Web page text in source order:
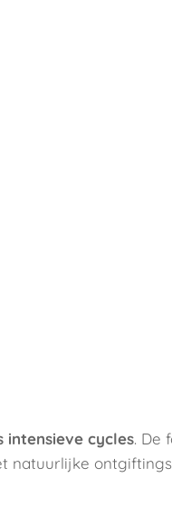
cycles. De
natuurlijke